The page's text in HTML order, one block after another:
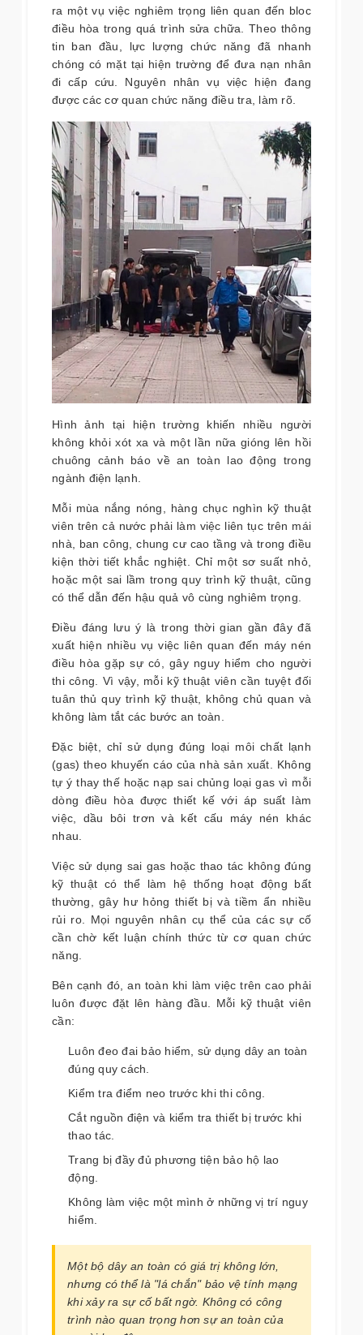
ra một vụ việc nghiêm trọng liên quan đến bloc
điều hòa trong quá trình sửa chữa. Theo thông
tin ban đầu, lực lượng chức năng đã nhanh
chóng có mặt tại hiện trường để đưa nạn nhân
đi cấp cứu. Nguyên nhân vụ việc hiện đang
được các cơ quan chức năng điều tra, làm rõ.
Hình ảnh tại hiện trường khiến nhiều người
không khỏi xót xa và một lần nữa gióng lên hồi
chuông cảnh báo về an toàn lao động trong
ngành điện lạnh.
Mỗi mùa nắng nóng, hàng chục nghìn kỹ thuật
viên trên cả nước phải làm việc liên tục trên mái
nhà, ban công, chung cư cao tầng và trong điều
kiện thời tiết khắc nghiệt. Chỉ một sơ suất nhỏ,
hoặc một sai lầm trong quy trình kỹ thuật, cũng
có thể dẫn đến hậu quả vô cùng nghiêm trọng.
Điều đáng lưu ý là trong thời gian gần đây đã
xuất hiện nhiều vụ việc liên quan đến máy nén
điều hòa gặp sự có, gây nguy hiểm cho người
thi công. Vì vậy, mỗi kỹ thuật viên cần tuyệt đối
tuân thủ quy trình kỹ thuật, không chủ quan và
không làm tắt các bước an toàn.
Đặc biệt, chỉ sử dụng đúng loại môi chất lạnh
(gas) theo khuyến cáo của nhà sản xuất. Không
tự ý thay thế hoặc nạp sai chủng loại gas vì mỗi
dòng điều hòa được thiết kế với áp suất làm
việc, dầu bôi trơn và kết cấu máy nén khác
nhau.
Việc sử dụng sai gas hoặc thao tác không đúng
kỹ thuật có thể làm hệ thống hoạt động bất
thường, gây hư hỏng thiết bị và tiềm ẩn nhiều
rủi ro. Mọi nguyên nhân cụ thể của các sự cố
cần chờ kết luận chính thức từ cơ quan chức
năng.
Bên cạnh đó, an toàn khi làm việc trên cao phải
luôn được đặt lên hàng đầu. Mỗi kỹ thuật viên
cần:
Luôn đeo đai bảo hiểm, sử dụng dây an toàn
đúng quy cách.
Kiểm tra điểm neo trước khi thi công.
Cắt nguồn điện và kiểm tra thiết bị trước khi
thao tác.
Trang bị đầy đủ phương tiện bảo hộ lao
động.
Không làm việc một mình ở những vị trí nguy
hiểm.
Một bộ dây an toàn có giá trị không lớn,
nhưng có thể là "lá chắn" bảo vệ tính mạng
khi xảy ra sự cố bất ngờ. Không có công
trình nào quan trọng hơn sự an toàn của